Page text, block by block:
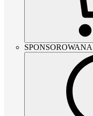
SPONSOROWANA